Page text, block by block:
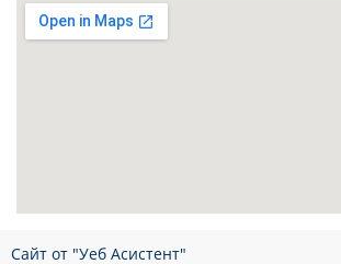
Сайт от "Уеб Асистент"